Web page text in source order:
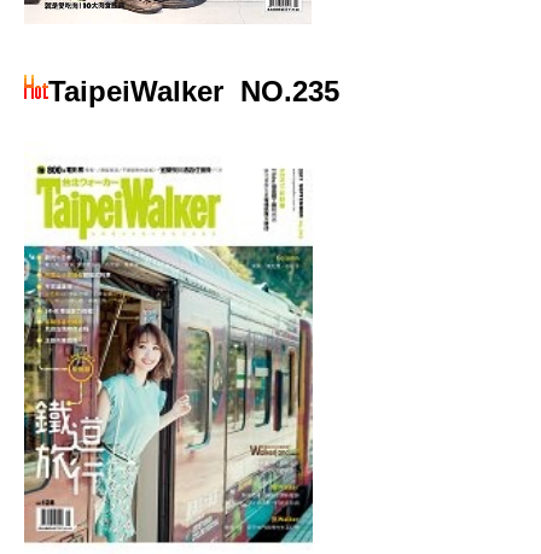
TaipeiWalker NO.235